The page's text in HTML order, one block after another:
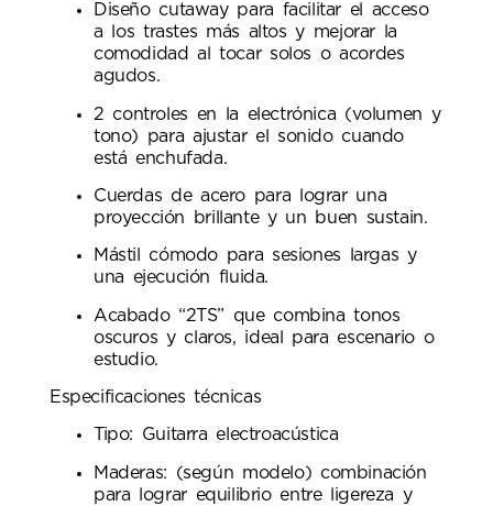
Diseño cutaway para facilitar el acceso
a los trastes más altos y mejorar la
comodidad al tocar solos o acordes
agudos.
2 controles en la electrónica (volumen y
tono) para ajustar el sonido cuando
está enchufada.
Cuerdas de acero para lograr una
proyección brillante y un buen sustain.
Mástil cómodo para sesiones largas y
una ejecución fluida.
Acabado “2TS” que combina tonos
oscuros y claros, ideal para escenario o
estudio.
Especificaciones técnicas
Tipo: Guitarra electroacústica
Maderas: (según modelo) combinación
para lograr equilibrio entre ligereza y